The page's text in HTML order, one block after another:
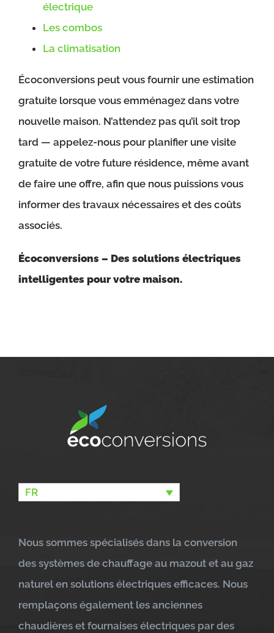
électrique
Les combos
La climatisation
Écoconversions peut vous fournir une estimation
gratuite lorsque vous emménagez dans votre
nouvelle maison. N’attendez pas qu’il soit trop
tard — appelez-nous pour planifier une visite
gratuite de votre future résidence, même avant
de faire une offre, afin que nous puissions vous
informer des travaux nécessaires et des coûts
associés.
Écoconversions – Des solutions électriques
intelligentes pour votre maison.
FR
Nous sommes spécialisés dans la conversion
des systèmes de chauffage au mazout et au gaz
naturel en solutions électriques efficaces. Nous
remplaçons également les anciennes
chaudières et fournaises électriques par des